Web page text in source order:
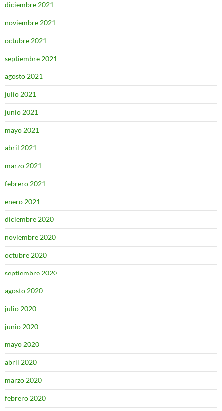
diciembre 2021
noviembre 2021
octubre 2021
septiembre 2021
agosto 2021
julio 2021
junio 2021
mayo 2021
abril 2021
marzo 2021
febrero 2021
enero 2021
diciembre 2020
noviembre 2020
octubre 2020
septiembre 2020
agosto 2020
julio 2020
junio 2020
mayo 2020
abril 2020
marzo 2020
febrero 2020